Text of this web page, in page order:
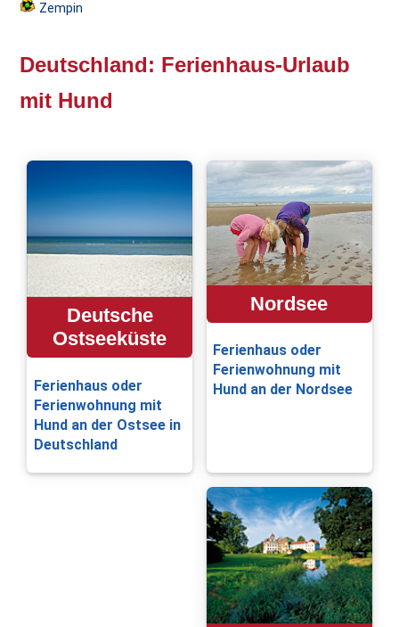
Zempin
Deutschland: Ferienhaus-Urlaub
mit Hund
Deutsche
Ostseeküste
Ferienhaus oder
Ferienwohnung mit
Hund an der Ostsee in
Deutschland
Nordsee
Ferienhaus oder
Ferienwohnung mit
Hund an der Nordsee